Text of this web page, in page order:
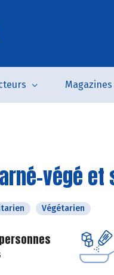
Magazines
végé
Végétarien